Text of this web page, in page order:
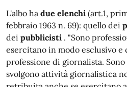
L'albo ha due elenchi (art.1,
febbraio 1963 n. 69): quello dei
dei pubblicisti . "Sono
esercitano in modo esclusivo
professione di giornalista.
svolgono attività giornalistica